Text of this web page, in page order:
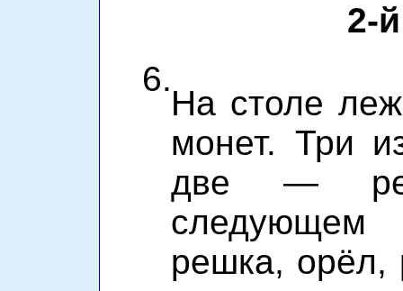
2-
6.
На столе
монет. Три
две —
решка, орёл,